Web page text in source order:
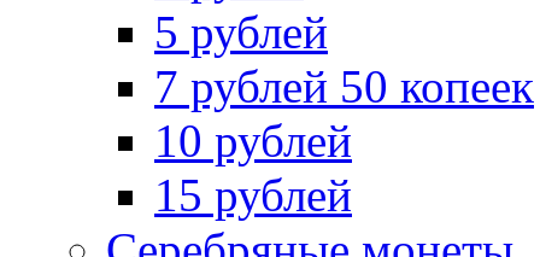
5 рублей
7 рублей 50 копеек
10 рублей
15 рублей